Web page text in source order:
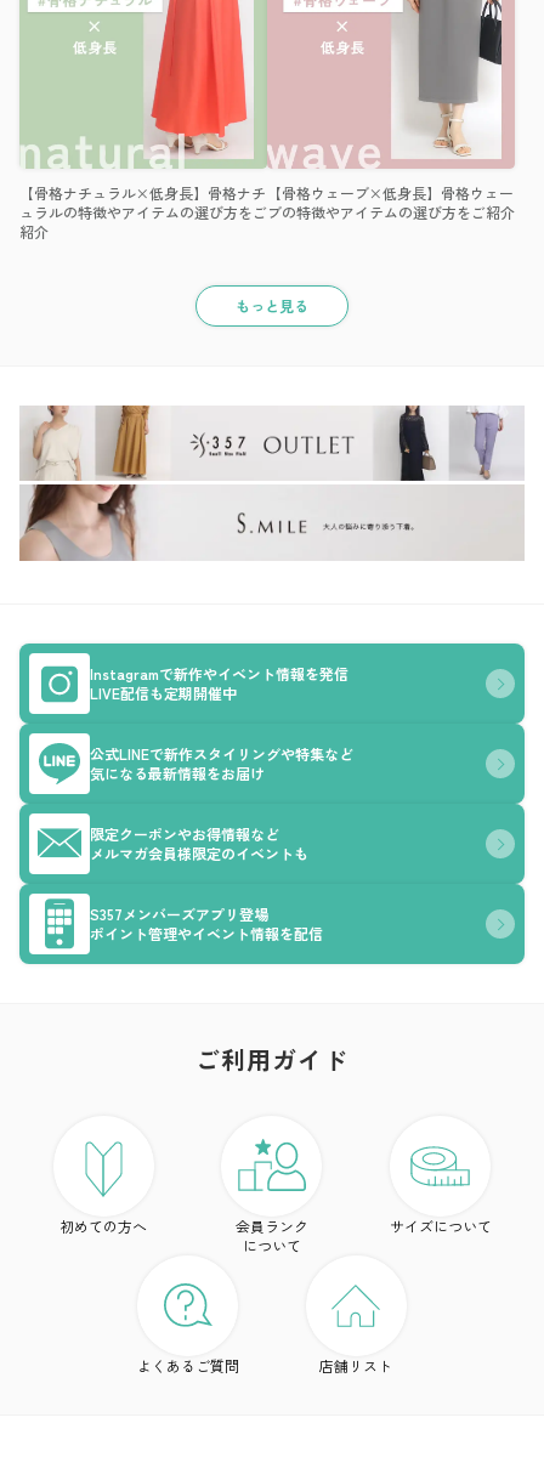
【骨格ナチュラル×低身長】骨格ナチ
ュラルの特徴やアイテムの選び方をご
紹介
【骨格ウェーブ×低身長】骨格ウェー
ブの特徴やアイテムの選び方をご紹介
もっと見る
Instagramで新作やイベント情報を発信
LIVE配信も定期開催中
公式LINEで新作スタイリングや特集など
気になる最新情報をお届け
限定クーポンやお得情報など
メルマガ会員様限定のイベントも
S357メンバーズアプリ登場
ポイント管理やイベント情報を配信
ご利用ガイド
初めての方へ
会員ランク
について
サイズについて
よくあるご質問 店舗リスト